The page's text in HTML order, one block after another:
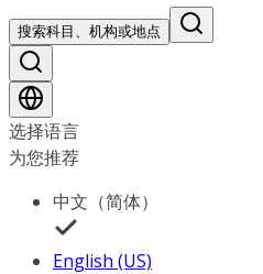
搜索科目、机构或地点
选择语言
为您推荐
中文（简体）
English (US)